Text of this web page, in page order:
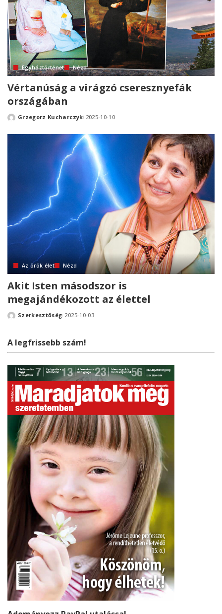
Egyháztörténet Nézd
Vértanúság a virágzó cseresznyefák
országában
PostedGrzegorz Kucharczyk 2025-10-10
Az örök élet Nézd
Akit Isten másodszor is
megajándékozott az élettel
PostedSzerkesztőség 2025-10-03
A legfrissebb szám!